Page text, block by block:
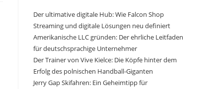
Der ultimative digitale Hub: Wie Falcon Shop
Streaming und digitale Lösungen neu definiert
Amerikanische LLC gründen: Der ehrliche Leitfaden
für deutschsprachige Unternehmer
Der Trainer von Vive Kielce: Die Köpfe hinter dem
Erfolg des polnischen Handball-Giganten
Jerry Gap Skifahren: Ein Geheimtipp für